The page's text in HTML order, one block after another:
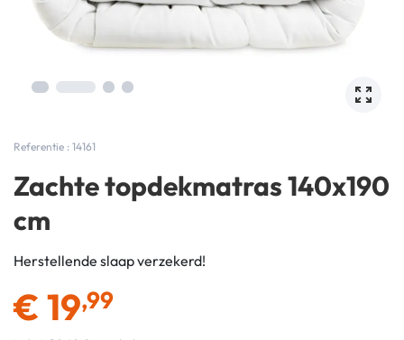
Referentie : 14161
Zachte topdekmatras 140x190
cm
Herstellende slaap verzekerd!
€ 19,99